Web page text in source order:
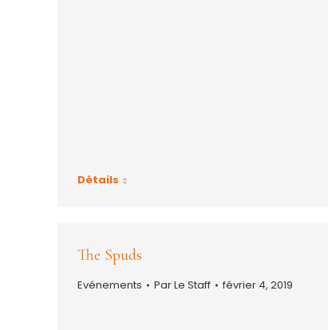
Détails
The Spuds
Evénements ParLe Staff février 4, 2019